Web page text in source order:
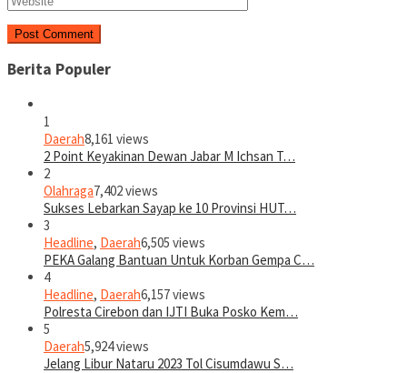
Berita Populer
1
Daerah8,161 views
2 Point Keyakinan Dewan Jabar M Ichsan T…
2
Olahraga7,402 views
Sukses Lebarkan Sayap ke 10 Provinsi HUT…
3
Headline, Daerah6,505 views
PEKA Galang Bantuan Untuk Korban Gempa C…
4
Headline, Daerah6,157 views
Polresta Cirebon dan IJTI Buka Posko Kem…
5
Daerah5,924 views
Jelang Libur Nataru 2023 Tol Cisumdawu S…